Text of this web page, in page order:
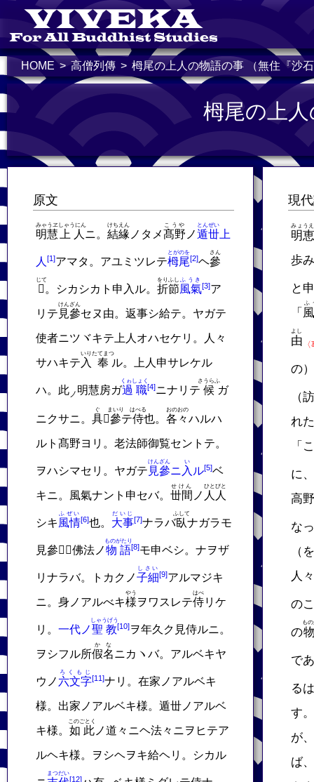
HOME 高僧列傳 栂尾の上人の物語の事 （無住『沙
栂尾の上
原文
明慧
みゃうヱ
上人
しゃうにん
ニ。 結緣
けちえん
ノタメ髙野
こうや
ノ遁丗
とんぜい
上
人 アマタ。アユミツレテ栂尾
とがのを
ヘ參
さん
𬼀
じて
。シカシカト申入ル。 折節
をりふし
風氣
ふうき
ア
リテ 見參
けんざん
セヌ由。返事シ給テ。ヤガテ
使者ニツヾキテ上人オハセケリ。人々
サハキテ 入
いり
奉
たてまつ
ル。上人申サレケル
ハ。此 ノ 明慧房ガ過職
くゎしょく
ニナリテ 候
さうらふ
ガ
ニクサニ。 具
ぐ
𬼀參
まいり
テ侍
はべる
也。 各々
おのおの
ハルハ
ルト髙野ヨリ。老法師御覧セントテ。
ヲハシマセリ。ヤガテ 見參
けんざん
ニ 入
い
ル ベ
キニ。風氣ナント申セバ。 丗間
せけん
ノ 人人
ひとびと
シキ 風情
ふぜい
也。 大事
だいじ
ナラバ臥
ふして
ナガラモ
見參𬼀。佛法ノ物語
ものがたり
モ申ベシ。ナヲザ
リナラバ。トカクノ子細
しさい
アルマジキ
ニ。身ノアルべキ様
やう
ヲワスレテ侍
はべ
リケ
リ。 一代ノ聖教
しゃうげう
ヲ年久ク見侍ルニ。
ヲシフル所假名
かな
ニカヽバ。アルベキヤ
ウノ 六文字
ろくもじ
ナリ。在家ノアルベキ
様。出家ノアルベキ様。遁丗ノアルベ
キ様。 如此
このごとく
ノ道々ニヘ法々ニヲヒテア
ルヘキ様。ヲシヘヲキ給ヘリ。シカル
まつだい
現
明恵
みょうえ
歩
と
「
ふ
由
よし
の
（
れ
「
に
高
な
（
人
の
の
も
で
る
す
が
ば